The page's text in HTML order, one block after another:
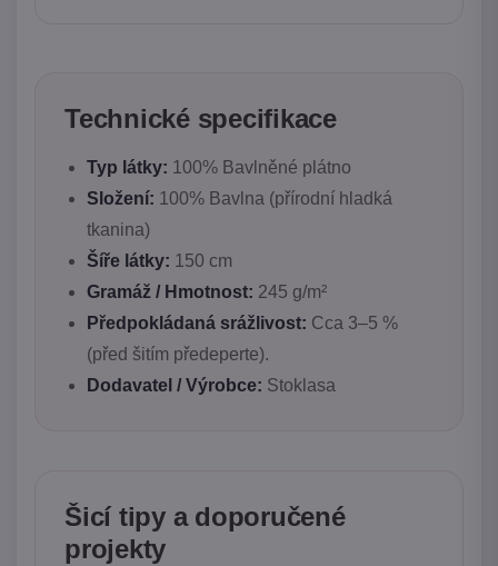
Technické specifikace
Typ látky: 100% Bavlněné plátno
Složení: 100% Bavlna (přírodní hladká
tkanina)
Šíře látky: 150 cm
Gramáž / Hmotnost: 245 g/m²
Předpokládaná srážlivost: Cca 3–5 %
(před šitím předeperte).
Dodavatel / Výrobce: Stoklasa
Šicí tipy a doporučené
projekty